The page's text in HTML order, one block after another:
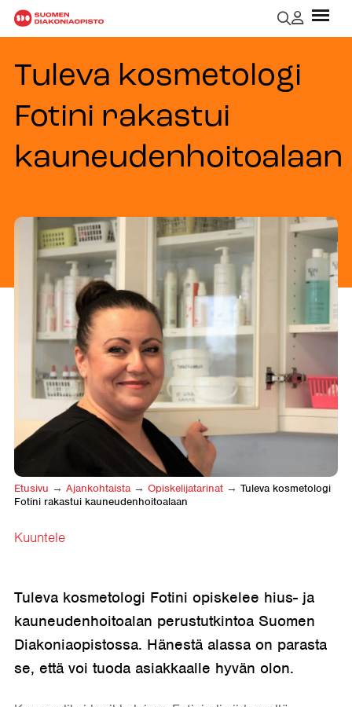
Tuleva kosmetologi
Fotini rakastui
kauneudenhoitoalaan
Etusivu → Ajankohtaista → Opiskelija­tarinat → Tuleva kosmetologi
Fotini rakastui kauneudenhoitoalaan
Kuuntele
Tuleva kosmetologi Fotini opiskelee hius- ja
kauneudenhoitoalan perustutkintoa Suomen
Diakoniaopistossa. Hänestä alassa on parasta
se, että voi tuoda asiakkaalle hyvän olon.